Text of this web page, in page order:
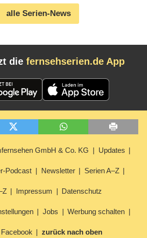
)
alle Serien-News
die fernsehserien.de App
GmbH & Co. KG Updates
Podcast Newsletter Serien A–Z
Impressum Datenschutz
Jobs Werbung schalten
Facebook zurück nach oben